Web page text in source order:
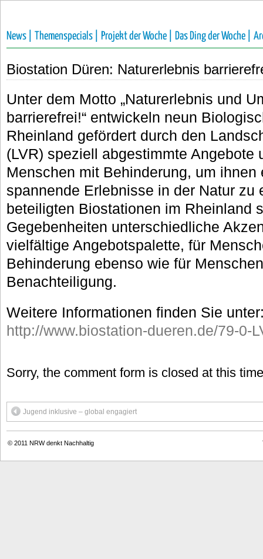
News | Themenspecials | Projekt der Woche | Das Ding der Woche |
Biostation Düren: Naturerlebnis
Unter dem Motto „Naturerlebnis und
barrierefrei!“ entwickeln neun
Rheinland gefördert durch den
(LVR) speziell abgestimmte Angebote
Menschen mit Behinderung, um
spannende Erlebnisse in der Natur zu
beteiligten Biostationen im Rheinland
Gegebenheiten unterschiedliche
vielfältige Angebotspalette, für
Behinderung ebenso wie für
Benachteiligung.
Weitere Informationen finden Sie
http://www.biostation-dueren.de/79-0-
Sorry, the comment form is closed at this
Jugend inklusive – global engagiert
© 2011 NRW denkt Nachhaltig